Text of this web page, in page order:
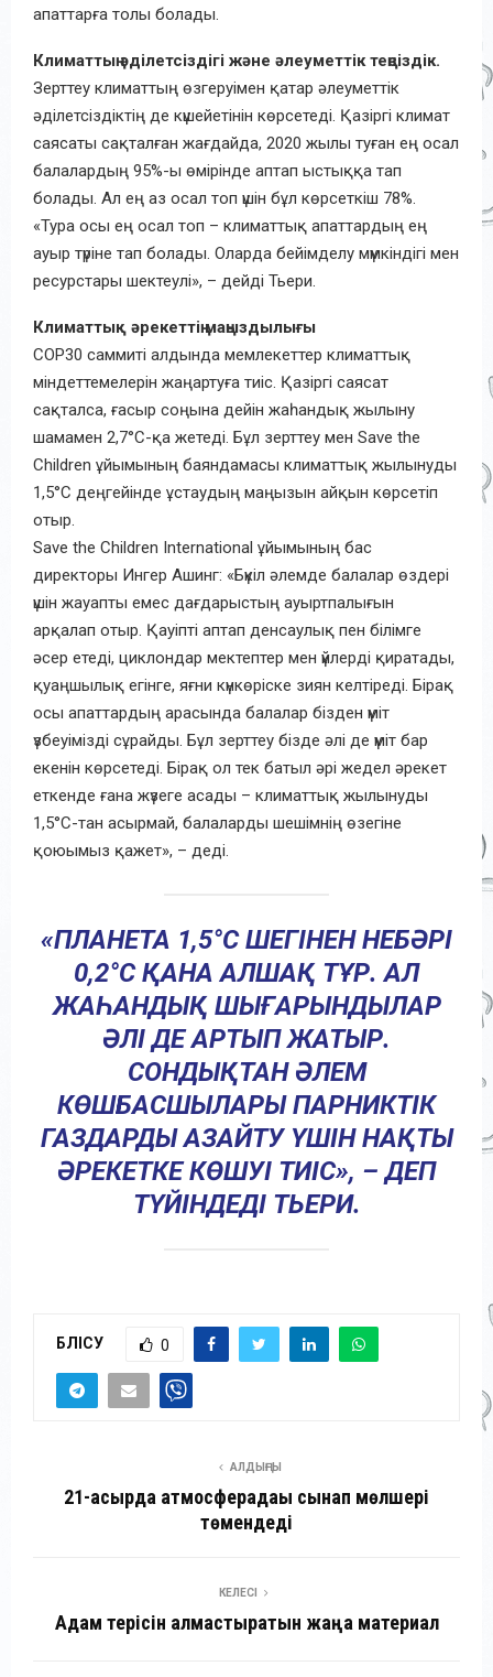
апаттарға толы болады.
Климаттың әділетсіздігі және әлеуметтік теңсіздік.
Зерттеу климаттың өзгеруімен қатар әлеуметтік
әділетсіздіктің де күшейетінін көрсетеді. Қазіргі климат
саясаты сақталған жағдайда, 2020 жылы туған ең осал
балалардың 95%-ы өмірінде аптап ыстыққа тап
болады. Ал ең аз осал топ үшін бұл көрсеткіш 78%.
«Тура осы ең осал топ – климаттық апаттардың ең
ауыр түріне тап болады. Оларда бейімделу мүмкіндігі мен
ресурстары шектеулі», – дейді Тьери.
Климаттық әрекеттің маңыздылығы
COP30 саммиті алдында мемлекеттер климаттық
міндеттемелерін жаңартуға тиіс. Қазіргі саясат
сақталса, ғасыр соңына дейін жаһандық жылыну
шамамен 2,7°C-қа жетеді. Бұл зерттеу мен Save the
Children ұйымының баяндамасы климаттық жылынуды
1,5°C деңгейінде ұстаудың маңызын айқын көрсетіп
отыр.
Save the Children International ұйымының бас
директоры Ингер Ашинг: «Бүкіл әлемде балалар өздері
үшін жауапты емес дағдарыстың ауыртпалығын
арқалап отыр. Қауіпті аптап денсаулық пен білімге
әсер етеді, циклондар мектептер мен үйлерді қиратады,
қуаңшылық егінге, яғни күнкөріске зиян келтіреді. Бірақ
осы апаттардың арасында балалар бізден үміт
үзбеуімізді сұрайды. Бұл зерттеу бізде әлі де үміт бар
екенін көрсетеді. Бірақ ол тек батыл әрі жедел әрекет
еткенде ғана жүзеге асады – климаттық жылынуды
1,5°C-тан асырмай, балаларды шешімнің өзегіне
қоюымыз қажет», – деді.
«ПЛАНЕТА 1,5°C ШЕГІНЕН НЕБӘРІ
0,2°C ҚАНА АЛШАҚ ТҰР. АЛ
ЖАҺАНДЫҚ ШЫҒАРЫНДЫЛАР
ӘЛІ ДЕ АРТЫП ЖАТЫР.
СОНДЫҚТАН ӘЛЕМ
КӨШБАСШЫЛАРЫ ПАРНИКТІК
ГАЗДАРДЫ АЗАЙТУ ҮШІН НАҚТЫ
ӘРЕКЕТКЕ КӨШУІ ТИІС», – ДЕП
ТҮЙІНДЕДІ ТЬЕРИ.
БӨЛІСУ 0
АЛДЫҢҒЫ
21-ғасырда атмосферадағы сынап мөлшері
төмендеді
КЕЛЕСІ
Адам терісін алмастыратын жаңа материал